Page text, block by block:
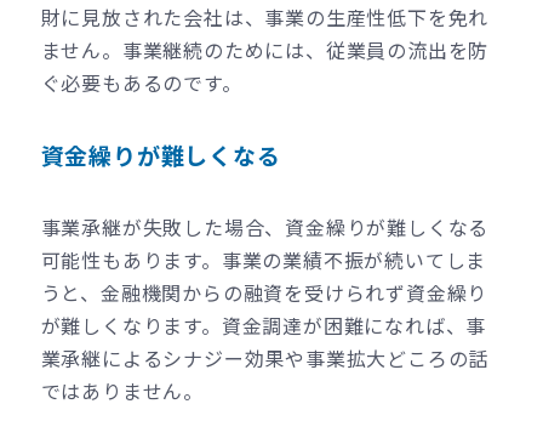
財に見放された会社は、事業の生産性低下を免れ
ません。事業継続のためには、従業員の流出を防
ぐ必要もあるのです。
資金繰りが難しくなる
事業承継が失敗した場合、資金繰りが難しくなる
可能性もあります。事業の業績不振が続いてしま
うと、金融機関からの融資を受けられず資金繰り
が難しくなります。資金調達が困難になれば、事
業承継によるシナジー効果や事業拡大どころの話
ではありません。